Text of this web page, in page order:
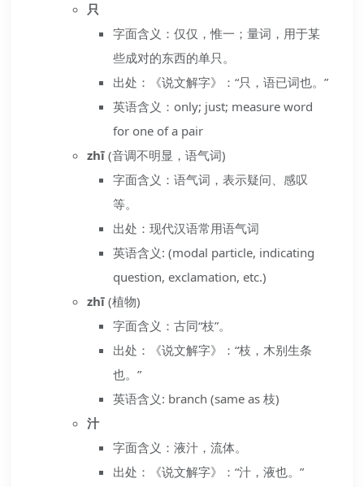
只
字面含义：仅仅，惟一；量词，用于某
些成对的东西的单只。
出处：《说文解字》：“只，语已词也。”
英语含义：only; just; measure word
for one of a pair
zhī (音调不明显，语气词)
字面含义：语气词，表示疑问、感叹
等。
出处：现代汉语常用语气词
英语含义: (modal particle, indicating
question, exclamation, etc.)
zhī (植物)
字面含义：古同“枝”。
出处：《说文解字》：“枝，木别生条
也。”
英语含义: branch (same as 枝)
汁
字面含义：液汁，流体。
出处：《说文解字》：“汁，液也。”